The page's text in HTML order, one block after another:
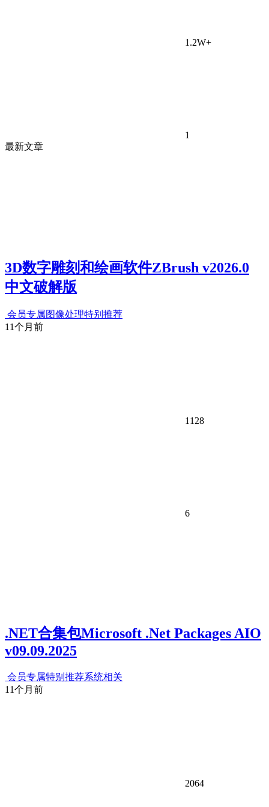
1.2W+
1
最新文章
3D数字雕刻和绘画软件ZBrush v2026.0
中文破解版
会员专属图像处理特别推荐
11个月前
1128
6
.NET合集包Microsoft .Net Packages AIO
v09.09.2025
会员专属特别推荐系统相关
11个月前
2064